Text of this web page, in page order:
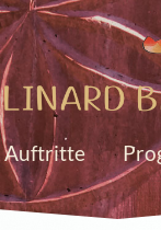
Auftritte